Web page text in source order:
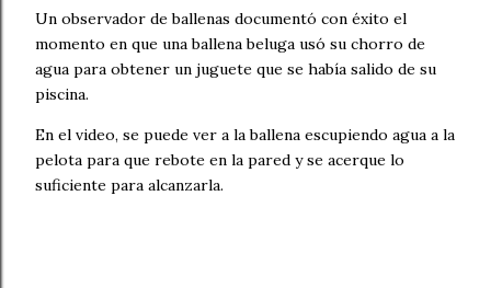
Un observador de ballenas documentó con éxito el
momento en que una ballena beluga usó su chorro de
agua para obtener un juguete que se había salido de su
piscina.
En el video, se puede ver a la ballena escupiendo agua a la
pelota para que rebote en la pared y se acerque lo
suficiente para alcanzarla.